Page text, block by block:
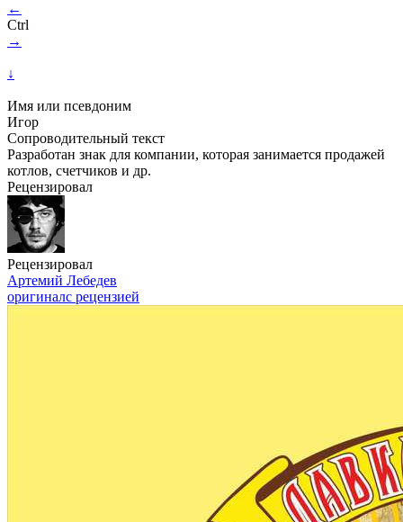
←
Ctrl
→
↓
Имя или псевдоним
Игор
Сопроводительный текст
Разработан знак для компании, которая занимается продажей
котлов, счетчиков и др.
Рецензировал
Рецензировал
Артемий Лебедев
оригиналс рецензией